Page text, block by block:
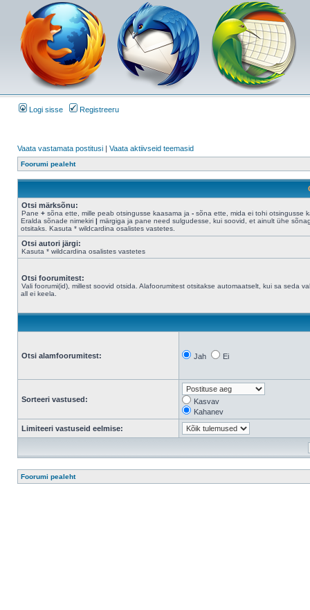
Logi sisse Registreeru
Vaata vastamata postitusi | Vaata aktiivseid teemasid
Foorumi pealeht
Otsi märksõnu:
Pane + sõna ette, mille peab otsingusse kaasama ja - sõna ette, mida ei tohi otsingusse
Eralda sõnade nimekiri | märgiga ja pane need sulgudesse, kui soovid, et ainult ühe
otsitaks. Kasuta * wildcardina osalistes vastetes.
Otsi autori järgi:
Kasuta * wildcardina osalistes vastetes
Otsi foorumitest:
Vali foorumi(id), millest soovid otsida. Alafoorumitest otsitakse automaatselt, kui sa seda
all ei keela.
Otsi alamfoorumitest: Jah Ei
Sorteeri vastused:
Kasvav
Kahanev
Limiteeri vastuseid eelmise:
Foorumi pealeht